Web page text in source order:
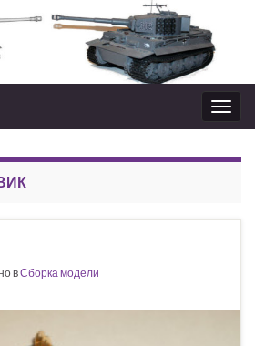
Вкл/
выкл
вСборка модели